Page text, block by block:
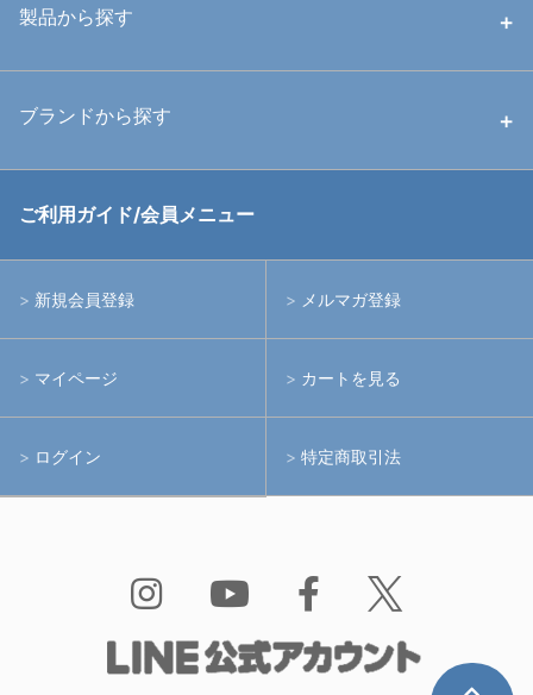
中古ハウジング
中古アームシステム
製品から探す
ハウジング
水中用品
ブランドから探す
RGBlue
イノン
フィッシュアイ
ご利用ガイド/会員メニュー
新規会員登録 メルマガ登録
マイページ カートを見る
ログイン 特定商取引法